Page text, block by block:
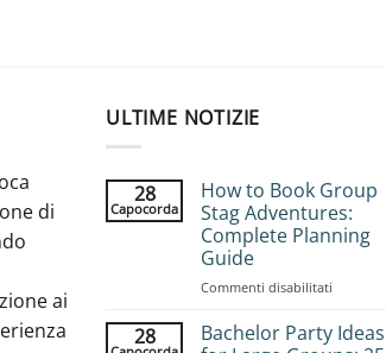
di
ai
ULTIME NOTIZIE
28
Capocorda
How to Book Group
Stag Adventures:
Complete Planning
Guide
Commenti disabilitati
to
28
Bachelor Party Ideas